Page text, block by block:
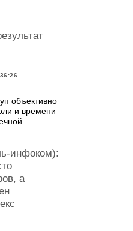
объективно
и времени
инфоком):
а